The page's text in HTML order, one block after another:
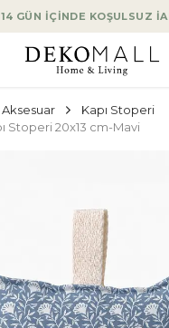
14 GÜN İÇİNDE KOŞULSUZ
Aksesuar
Kapı Stoperi
Stoperi 20x13 cm-Mavi